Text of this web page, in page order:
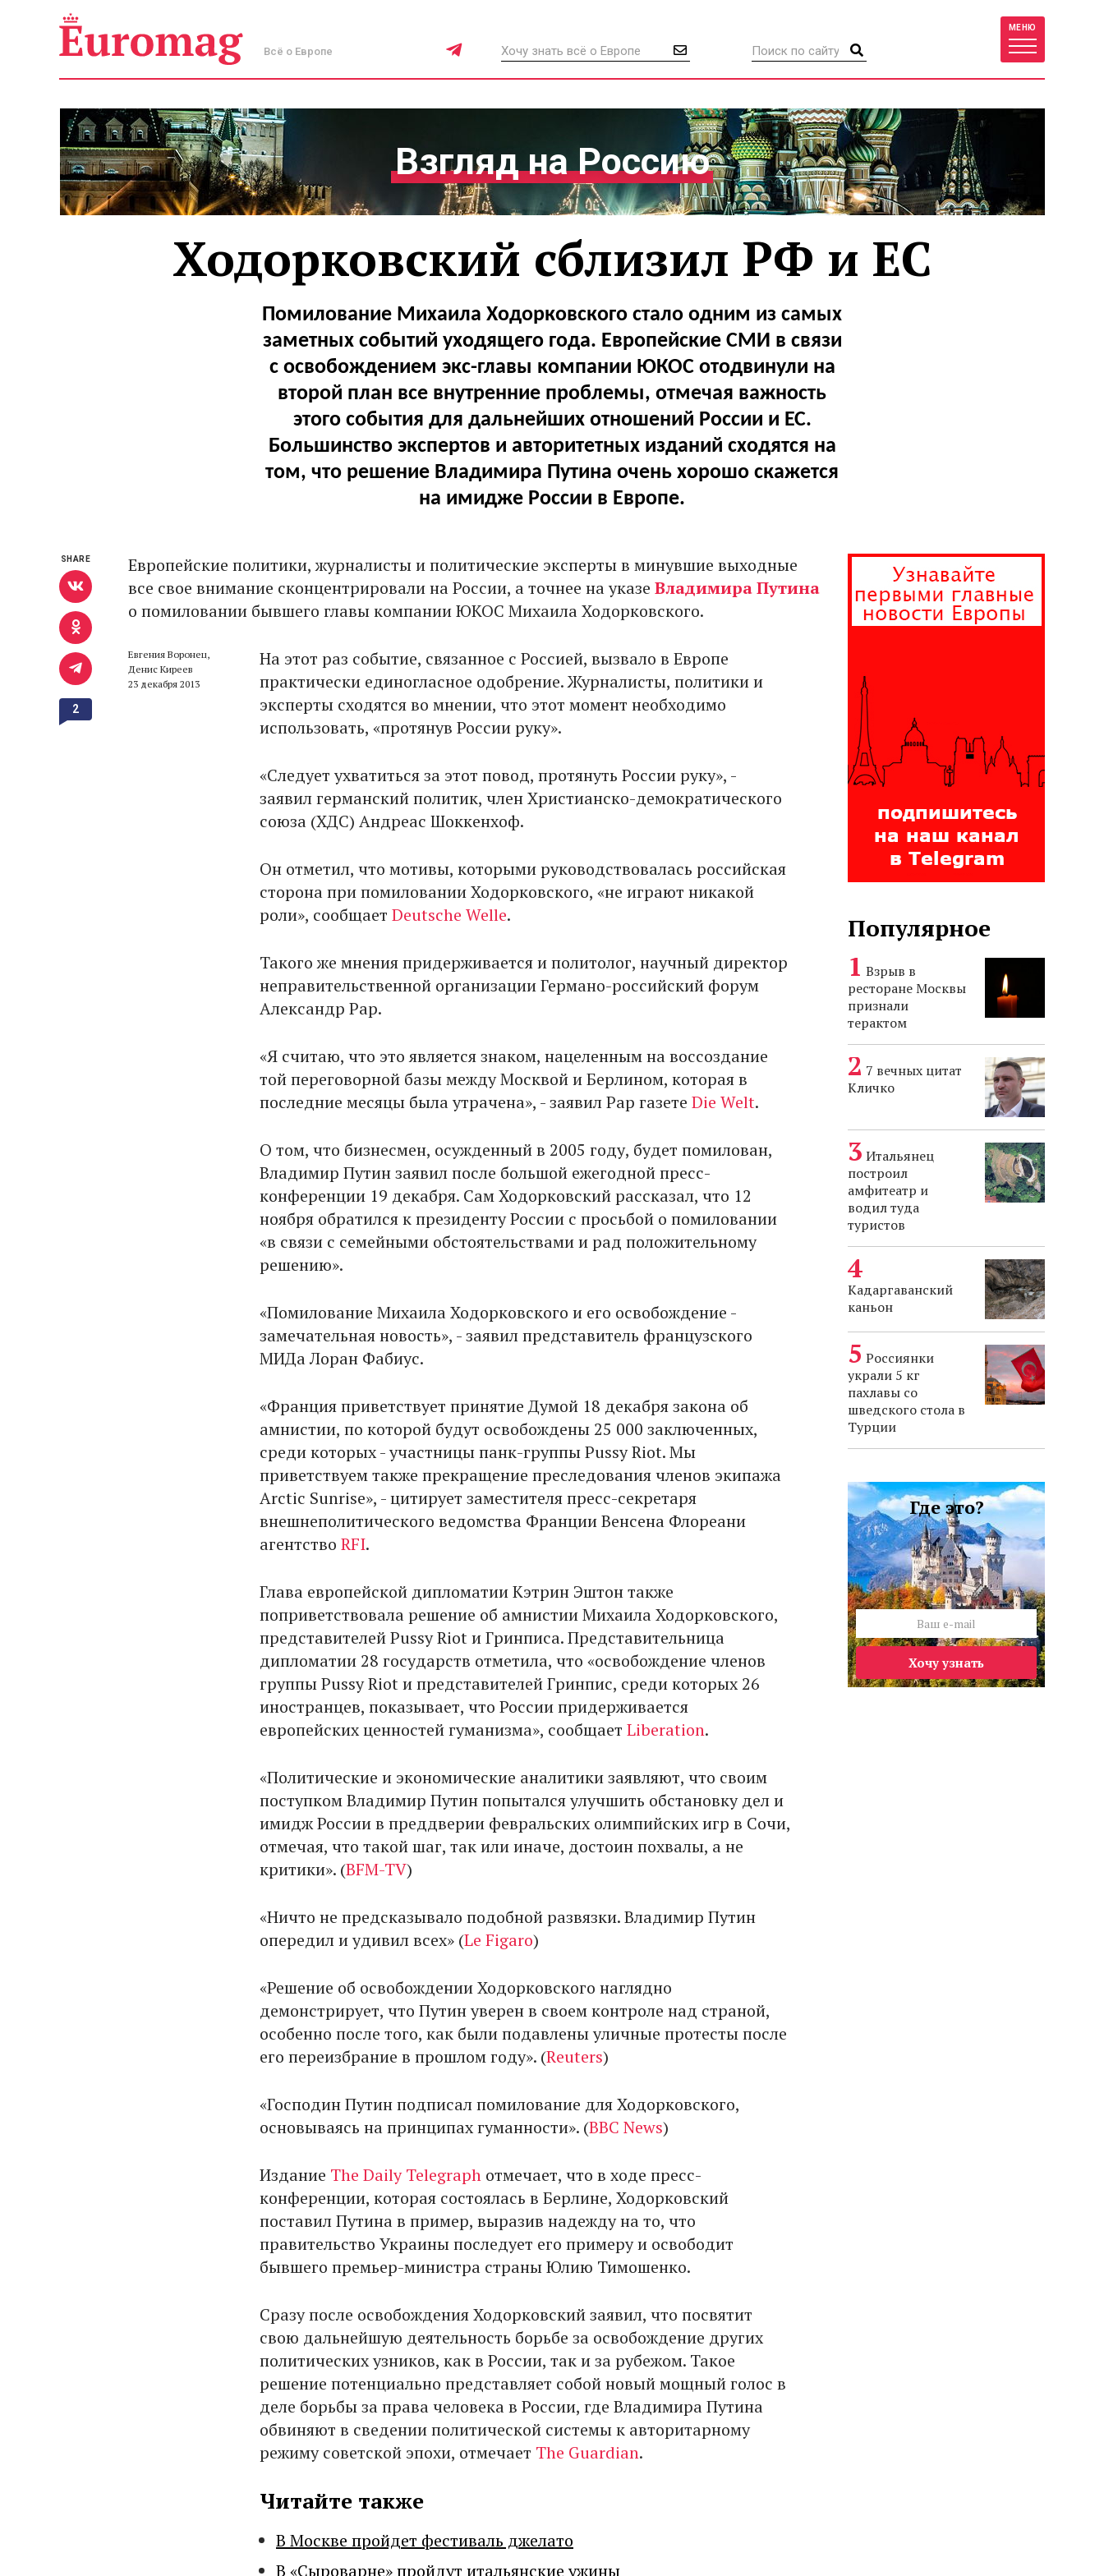
Всё о Европе
МЕНЮ
Взгляд на Россию
Ходорковский сблизил РФ и ЕС
Помилование Михаила Ходорковского стало одним из самых
заметных событий уходящего года. Европейские СМИ в связи
с освобождением экс-главы компании ЮКОС отодвинули на
второй план все внутренние проблемы, отмечая важность
этого события для дальнейших отношений России и ЕС.
Большинство экспертов и авторитетных изданий сходятся на
том, что решение Владимира Путина очень хорошо скажется
на имидже России в Европе.
Европейские политики, журналисты и политические эксперты в минувшие выходные
все свое внимание сконцентрировали на России, а точнее на указе Владимира Путина
о помиловании бывшего главы компании ЮКОС Михаила Ходорковского.
Евгения Воронец,
Денис Киреев
23 декабря 2013
На этот раз событие, связанное с Россией, вызвало в Европе
практически единогласное одобрение. Журналисты, политики и
эксперты сходятся во мнении, что этот момент необходимо
использовать, «протянув России руку».
«Следует ухватиться за этот повод, протянуть России руку», -
заявил германский политик, член Христианско-демократического
союза (ХДС) Андреас Шоккенхоф.
Он отметил, что мотивы, которыми руководствовалась российская
сторона при помиловании Ходорковского, «не играют никакой
роли», сообщает Deutsche Welle.
Такого же мнения придерживается и политолог, научный директор
неправительственной организации Германо-российский форум
Александр Рар.
«Я считаю, что это является знаком, нацеленным на воссоздание
той переговорной базы между Москвой и Берлином, которая в
последние месяцы была утрачена», - заявил Рар газете Die Welt.
О том, что бизнесмен, осужденный в 2005 году, будет помилован,
Владимир Путин заявил после большой ежегодной пресс-
конференции 19 декабря. Сам Ходорковский рассказал, что 12
ноября обратился к президенту России с просьбой о помиловании
«в связи с семейными обстоятельствами и рад положительному
решению».
«Помилование Михаила Ходорковского и его освобождение -
замечательная новость», - заявил представитель французского
МИДа Лоран Фабиус.
«Франция приветствует принятие Думой 18 декабря закона об
амнистии, по которой будут освобождены 25 000 заключенных,
среди которых - участницы панк-группы Pussy Riot. Мы
приветствуем также прекращение преследования членов экипажа
Arctic Sunrise», - цитирует заместителя пресс-секретаря
внешнеполитического ведомства Франции Венсена Флореани
агентство RFI.
Глава европейской дипломатии Кэтрин Эштон также
поприветствовала решение об амнистии Михаила Ходорковского,
представителей Pussy Riot и Гринписа. Представительница
дипломатии 28 государств отметила, что «освобождение членов
группы Pussy Riot и представителей Гринпис, среди которых 26
иностранцев, показывает, что России придерживается
европейских ценностей гуманизма», сообщает Liberation.
«Политические и экономические аналитики заявляют, что своим
поступком Владимир Путин попытался улучшить обстановку дел и
имидж России в преддверии февральских олимпийских игр в Сочи,
отмечая, что такой шаг, так или иначе, достоин похвалы, а не
критики». (BFM-TV)
«Ничто не предсказывало подобной развязки. Владимир Путин
опередил и удивил всех» (Le Figaro)
«Решение об освобождении Ходорковского наглядно
демонстрирует, что Путин уверен в своем контроле над страной,
особенно после того, как были подавлены уличные протесты после
его переизбрание в прошлом году». (Reuters)
«Господин Путин подписал помилование для Ходорковского,
основываясь на принципах гуманности». (BBC News)
Издание The Daily Telegraph отмечает, что в ходе пресс-
конференции, которая состоялась в Берлине, Ходорковский
поставил Путина в пример, выразив надежду на то, что
правительство Украины последует его примеру и освободит
бывшего премьер-министра страны Юлию Тимошенко.
Сразу после освобождения Ходорковский заявил, что посвятит
свою дальнейшую деятельность борьбе за освобождение других
политических узников, как в России, так и за рубежом. Такое
решение потенциально представляет собой новый мощный голос в
деле борьбы за права человека в России, где Владимира Путина
обвиняют в сведении политической системы к авторитарному
режиму советской эпохи, отмечает The Guardian.
Читайте также
В Москве пройдет фестиваль джелато
В «Сыроварне» пройдут итальянские ужины
SHARE
2
Популярное
Взрыв в
ресторане Москвы
признали
терактом
7 вечных цитат
Кличко
Итальянец
построил
амфитеатр и
водил туда
туристов
Кадаргаванский
каньон
Россиянки
украли 5 кг
пахлавы со
шведского стола в
Турции
Где это?
Хочу узнать